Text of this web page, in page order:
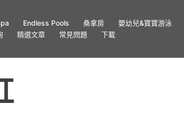
Endless Pools 桑拿房 嬰幼兒&寶寶游泳
精選文章 常見問題 下載